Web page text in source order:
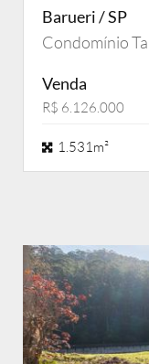
Barueri / SP
Condomínio
Venda
R$ 6.126.000
1.531m²